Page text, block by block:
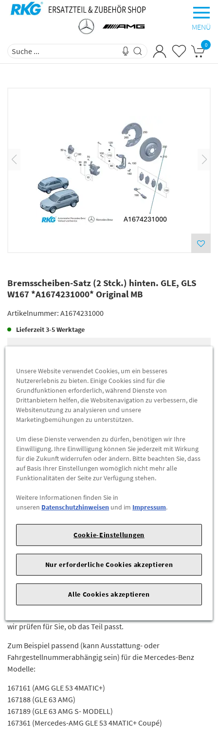
MENÜ
0
Bremsscheiben-Satz (2 Stck.) hinten. GLE, GLS
W167 *A1674231000* Original MB
Artikelnummer: A1674231000
Lieferzeit3-5 Werktage
Versandkostenfrei
Abholung
Preis inkl.19%MwSt.
672,11 €
- +
ZUM WARENKORB HINZUFÜGEN
Herstellerangaben:Mercedes-Benz AG |Mercedesstr. 120 |
dialog.mb@mercedes-benz.com|Webseite:
https://www.mercedes-benz.com
Sie sind sich nicht sicher, ob das Ersatzteil bei Ihrem Fahrzeug
Senden Sie uns die komplette Fahrgestellnummer Ihres
wir prüfen für Sie, ob das Teil passt.
Zum Beispiel passend (kann Ausstattung- oder
Fahrgestellnummerabhängig sein) für die Mercedes-Benz
Modelle:
167161 (AMG GLE 53 4MATIC+)
167188 (GLE 63 AMG)
167189 (GLE 63 AMG S- MODELL)
167361 (Mercedes-AMG GLE 53 4MATIC+ Coupé)
Unsere Website verwendet Cookies, um ein besseres
Nutzererlebnis zu bieten. Einige Cookies sind für die
Grundfunktionen erforderlich, während Dienste von
Drittanbietern helfen, die Websitenavigation zu verbessern, die
Websitenutzung zu analysieren und unsere
Marketingbemühungen zu unterstützen.
Um diese Dienste verwenden zu dürfen, benötigen wir Ihre
Einwilligung. Ihre Einwilligung können Sie jederzeit mit Wirkung
für die Zukunft widerrufen oder ändern. Bitte beachten Sie, dass
auf Basis Ihrer Einstellungen womöglich nicht mehr alle
Funktionalitäten der Seite zur Verfügung stehen.
Weitere Informationen finden Sie in
unseren Datenschutzhinweisen und im Impressum.
Cookie-Einstellungen
Nur erforderliche Cookies akzeptieren
Alle Cookies akzeptieren